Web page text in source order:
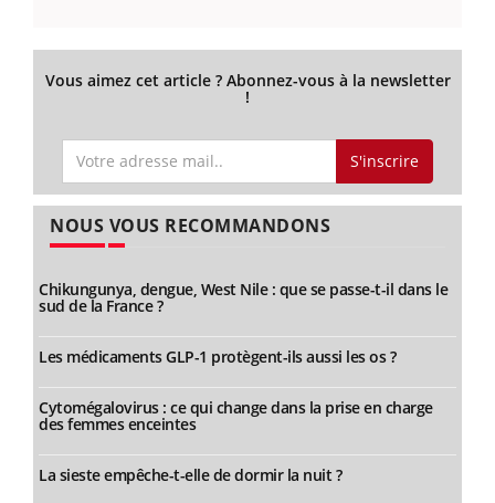
Vous aimez cet article ? Abonnez-vous à la newsletter
!
S'inscrire
NOUS VOUS RECOMMANDONS
Chikungunya, dengue, West Nile : que se passe-t-il dans le
sud de la France ?
Les médicaments GLP-1 protègent-ils aussi les os ?
Cytomégalovirus : ce qui change dans la prise en charge
des femmes enceintes
La sieste empêche-t-elle de dormir la nuit ?